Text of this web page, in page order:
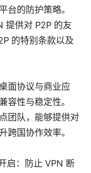
台的防护策略。
提供对 P2P 的友
的特别条款以及
面协议与商业应
容性与稳定性。
团队，能够提供对
跨国协作效率。
启：防止 VPN 断